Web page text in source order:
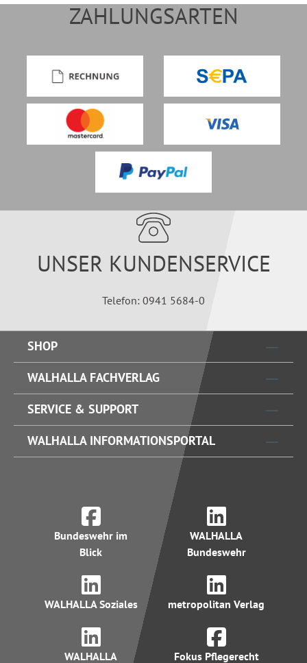
ZAHLUNGSARTEN
UNSER KUNDENSERVICE
Telefon: 0941 5684-0
SHOP
WALHALLA FACHVERLAG
SERVICE & SUPPORT
WALHALLA INFORMATIONSPORTAL
Bundeswehr im
Blick
WALHALLA
Bundeswehr
WALHALLA Soziales metropolitan Verlag
WALHALLA Fokus Pflegerecht